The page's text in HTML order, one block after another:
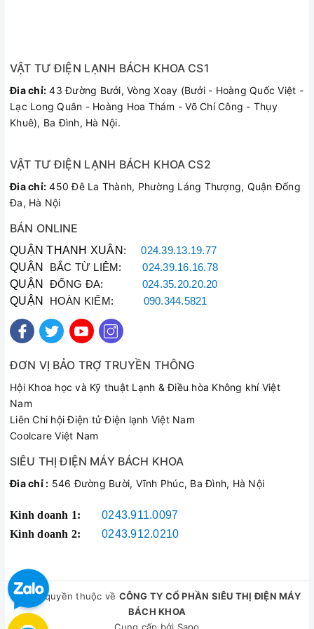
bạn vẫn có thể sử dụng quạt để làm mát một cách bình
thường bằng nước.
Quạt điều hòa Midea AC200-17JR thiết kế chắc chắn, làm
hàng…
VẬT TƯ ĐIỆN LẠNH BÁCH KHOA CS1
Đia chỉ: 43 Đường Bưởi, Vòng Xoay (Bưởi - Hoàng Quốc Việt -
Lạc Long Quân - Hoàng Hoa Thám - Võ Chí Công - Thụy
Khuê), Ba Đình, Hà Nội.
VẬT TƯ ĐIỆN LẠNH BÁCH KHOA CS2
Đia chỉ: 450 Đê La Thành, Phường Láng Thượng, Quận Đống
Đa, Hà Nội
BÁN ONLINE
QUẬN THANH XUÂN :024.39.13.19.77
QUẬN BẮC TỪ LIÊM:024.39.16.16.78
QUẬN ĐỐNG ĐA: 024.35.20.20.20
QUẬN HOÀN KIẾM: 090.344.5821
ĐƠN VỊ BẢO TRỢ TRUYỀN THÔNG
Hội Khoa học và Kỹ thuật Lạnh & Điều hòa Không khí Việt
Nam
Liên Chi hội Điện tử Điện lạnh Việt Nam
Coolcare Việt Nam
SIÊU THỊ ĐIỆN MÁY BÁCH KHOA
Đia chỉ : 546 Đường Bười, Vĩnh Phúc, Ba Đình, Hà Nội
Kinh doanh 1:
0243.911.0097
Kinh doanh 2:
0243.912.0210
© Bản quyền thuộc về CÔNG TY CỔ PHẦN SIÊU THỊ ĐIỆN MÁY
BÁCH KHOA